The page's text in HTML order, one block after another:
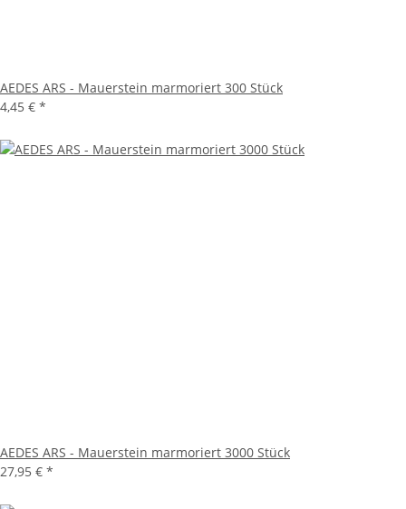
AEDES ARS - Mauerstein marmoriert 300 Stück
4,45 € *
AEDES ARS - Mauerstein marmoriert 3000 Stück
27,95 € *